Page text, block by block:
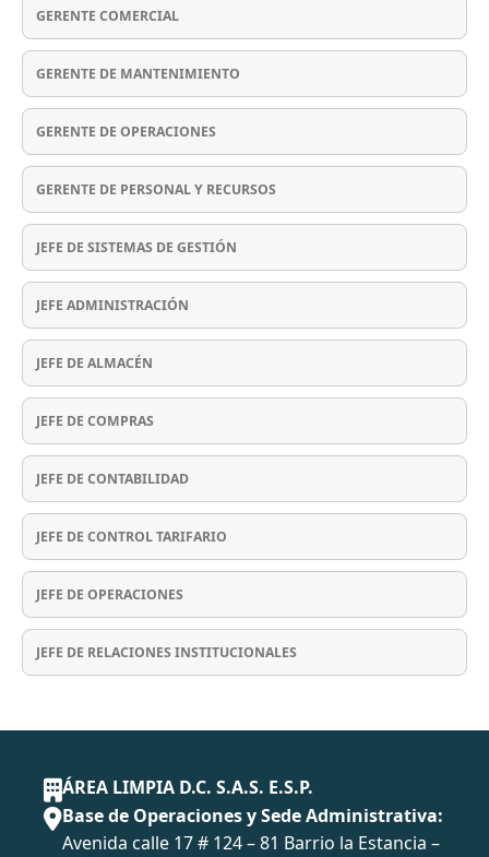
GERENTE COMERCIAL
GERENTE DE MANTENIMIENTO
GERENTE DE OPERACIONES
GERENTE DE PERSONAL Y RECURSOS
JEFE DE SISTEMAS DE GESTIÓN
JEFE ADMINISTRACIÓN
JEFE DE ALMACÉN
JEFE DE COMPRAS
JEFE DE CONTABILIDAD
JEFE DE CONTROL TARIFARIO
JEFE DE OPERACIONES
JEFE DE RELACIONES INSTITUCIONALES
ÁREA LIMPIA D.C. S.A.S. E.S.P.
Base de Operaciones y Sede Administrativa:
Avenida calle 17 # 124 – 81 Barrio la Estancia –